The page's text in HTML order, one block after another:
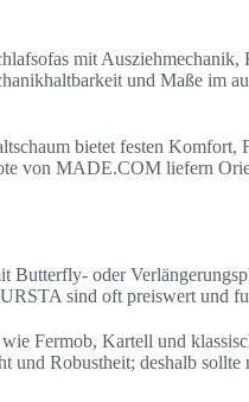
mit Ausziehmechanik,
und Maße im
bietet festen Komfort,
von MADE.COM liefern
Butterfly- oder
sind oft preiswert und
wie Fermob, Kartell und
und Robustheit; deshalb sollte